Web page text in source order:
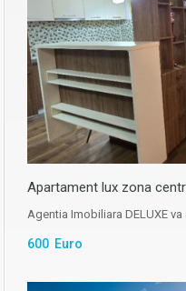
Apartament lux zona
Agentia Imobiliara DELUXE
600 Euro